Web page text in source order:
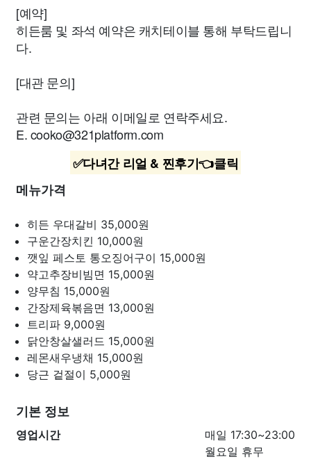
[예약]
히든룸 및 좌석 예약은 캐치테이블 통해 부탁드립니
다.
[대관 문의]
관련 문의는 아래 이메일로 연락주세요.
E.cooko@321platform.com
✅다녀간 리얼 & 찐후기👈클릭
메뉴가격
히든 우대갈비 35,000원
구운간장치킨 10,000원
깻잎 페스토 통오징어구이 15,000원
약고추장비빔면 15,000원
양무침 15,000원
간장제육볶음면 13,000원
트리파 9,000원
닭안창살샐러드 15,000원
레몬새우냉채 15,000원
당근 겉절이 5,000원
기본 정보
영업시간
매일 17:30~23:00
월요일 휴무